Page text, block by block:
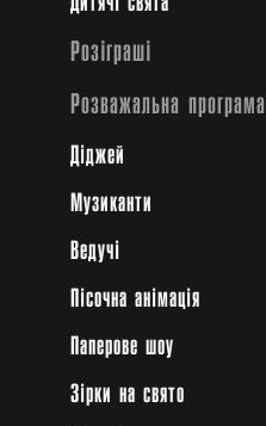
Розіграші
Розважальна програма
Діджей
Музиканти
Ведучі
Пісочна анімація
Паперове шоу
Зірки на свято